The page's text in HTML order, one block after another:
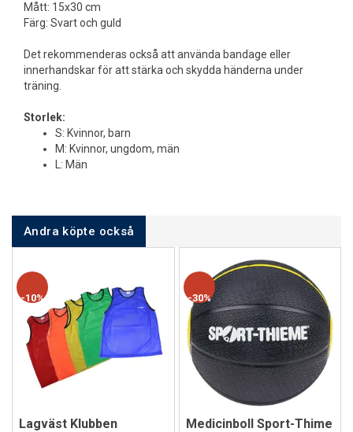
Mått: 15x30 cm
Färg: Svart och guld
Det rekommenderas också att använda bandage eller
innerhandskar för att stärka och skydda händerna under
träning.
Storlek:
S: Kvinnor, barn
M: Kvinnor, ungdom, män
L: Män
Andra köpte också
10%
Lagväst Klubben
30%
Medicinboll Sport-Thime